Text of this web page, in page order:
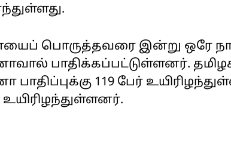
பொருத்தவரை இன்று ஒரே
பாதிக்கப்பட்டுள்ளனர்.
119 பேர்
உயிரிழந்துள்ளனர்.